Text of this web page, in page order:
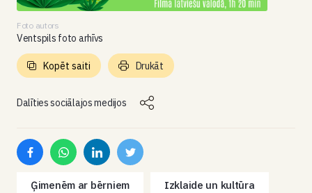
Foto autors
Ventspils foto arhīvs
Dalīties sociālajos medijos
Kopēt saiti Drukāt
Ģimenēm ar bērniem Izklaide un kultūra